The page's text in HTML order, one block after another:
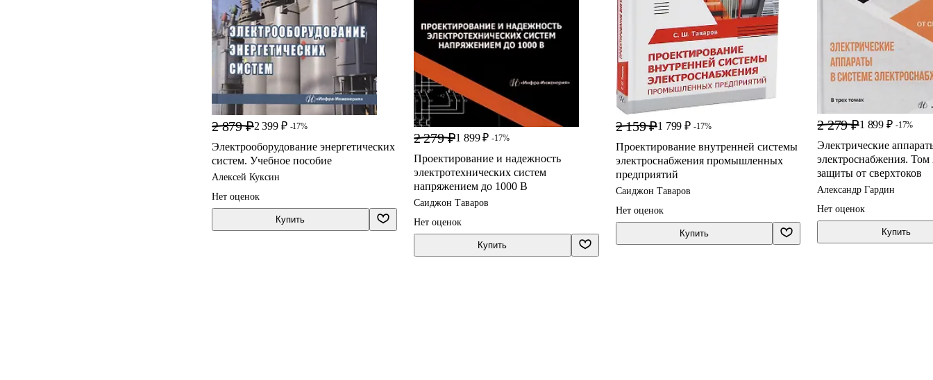
2 879 ₽2 399 ₽ -17%
Электрооборудование энергетических
систем. Учебное пособие
Алексей Куксин
Нет оценок
Купить
2 279 ₽1 899 ₽ -17%
Проектирование и надежность
электротехнических систем
напряжением до 1000 В
Саиджон Таваров
Нет оценок
Купить
2 159 ₽1 799 ₽ -17%
Проектирование внутренней системы
электроснабжения промышленных
предприятий
Саиджон Таваров
Нет оценок
Купить
2 279 ₽1 899 ₽ -17%
Электрические
электроснабжения.
защиты от сверхтоков
Александр Гардин
Нет оценок
Купить